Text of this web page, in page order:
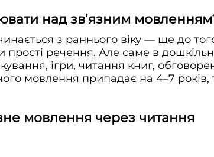
над зв’язним
з раннього віку — ще до
прості речення. Але саме в
ігри, читання книг,
мовлення припадає на 4–7
мовлення через читання